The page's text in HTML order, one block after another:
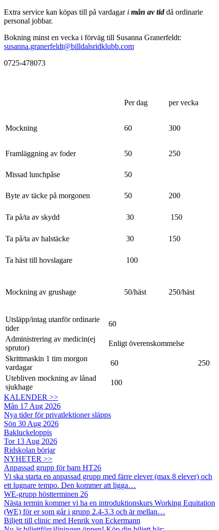
Extra service kan köpas till på vardagari mån av tiddå ordinarie
personal jobbar.
Bokning minst en vecka i förväg till Susanna Granerfeldt:
susanna.granerfeldt@billdalsridklubb.com
0725-478073
Per dag per vecka
Mockning 60 300
Framläggning av foder 50 250
Missad lunchpåse 50
Byte av täcke på morgonen 50 200
Ta på/ta av skydd 30 150
Ta på/ta av halstäcke 30 150
Ta häst till hovslagare 100
Mockning av grushage 50/häst 250/häst
Utsläpp/intag utanför ordinarie
tider
60
Administrering av medicin(ej
sprutor)
Enligt överenskommelse
Skrittmaskin 1 tim morgon
vardagar
60
250
Utebliven mockning av lånad
sjukhage
100
KALENDER >>
Mån 17 Aug 2026
Nya tider för privatlektioner släpps
Sön 30 Aug 2026
Bakluckeloppis
Tor 13 Aug 2026
Ridskolan börjar
NYHETER >>
Anpassad grupp för barn HT26
Vi ska starta en anpassad grupp med färre elever (max 8 elever) och
ett lugnare tempo. Den kommer att ligga…
WE-grupp höstterminen 26
Nästa termin kommer vi ha en introduktionskurs Working Equitation
(WE) för er som går i grupp 2.4-3.3 och är mellan…
Biljett till clinic med Henrik von Eckermann